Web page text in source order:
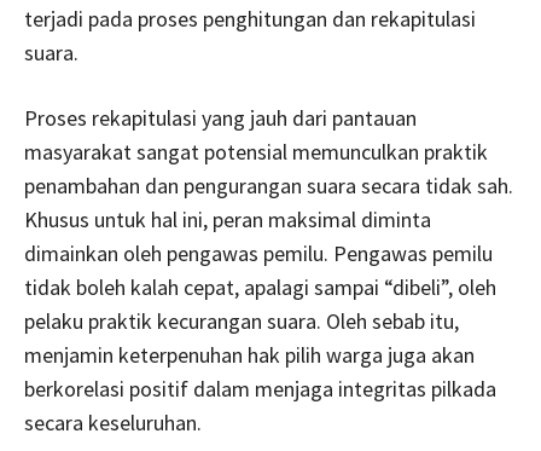
terjadi pada proses penghitungan dan rekapitulasi
suara.
Proses rekapitulasi yang jauh dari pantauan
masyarakat sangat potensial memunculkan praktik
penambahan dan pengurangan suara secara tidak sah.
Khusus untuk hal ini, peran maksimal diminta
dimainkan oleh pengawas pemilu. Pengawas pemilu
tidak boleh kalah cepat, apalagi sampai “dibeli”, oleh
pelaku praktik kecurangan suara. Oleh sebab itu,
menjamin keterpenuhan hak pilih warga juga akan
berkorelasi positif dalam menjaga integritas pilkada
secara keseluruhan.